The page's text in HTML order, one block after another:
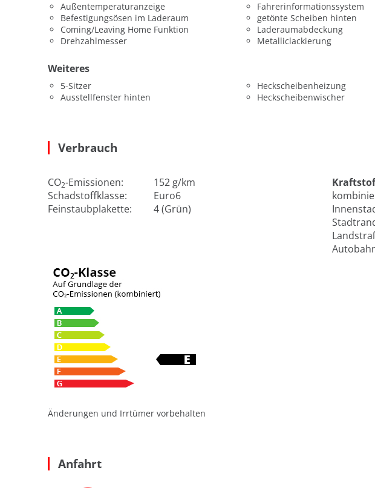
Außentemperaturanzeige
Befestigungsösen im Laderaum
Coming/Leaving Home Funktion
Drehzahlmesser
Fahrerinformationssystem
getönte Scheiben hinten
Laderaumabdeckung
Metalliclackierung
Weiteres
5-Sitzer
Ausstellfenster hinten
Heckscheibenheizung
Heckscheibenwischer
Verbrauch
CO2-Emissionen:
152 g/km
Schadstoffklasse:
Euro6
Feinstaubplakette:
4 (Grün)
Änderungen und Irrtümer vorbehalten
Anfahrt